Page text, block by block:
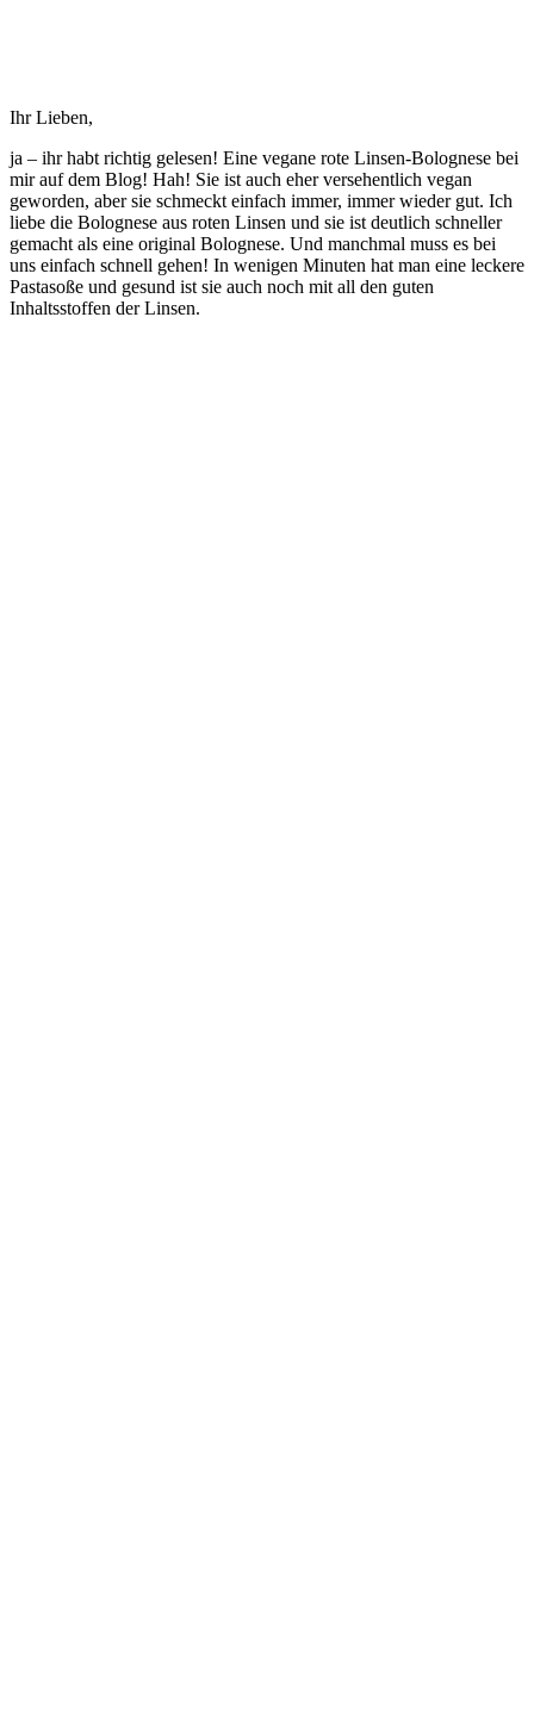
Ihr Lieben,
ja – ihr habt richtig gelesen! Eine vegane rote Linsen-Bolognese bei
mir auf dem Blog! Hah! Sie ist auch eher versehentlich vegan
geworden, aber sie schmeckt einfach immer, immer wieder gut. Ich
liebe die Bolognese aus roten Linsen und sie ist deutlich schneller
gemacht als eine original Bolognese. Und manchmal muss es bei
uns einfach schnell gehen! In wenigen Minuten hat man eine leckere
Pastasoße und gesund ist sie auch noch mit all den guten
Inhaltsstoffen der Linsen.